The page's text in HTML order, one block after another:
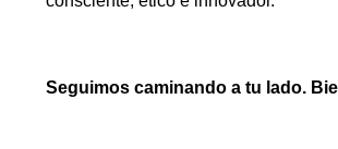
Seguimos caminando a tu lado.